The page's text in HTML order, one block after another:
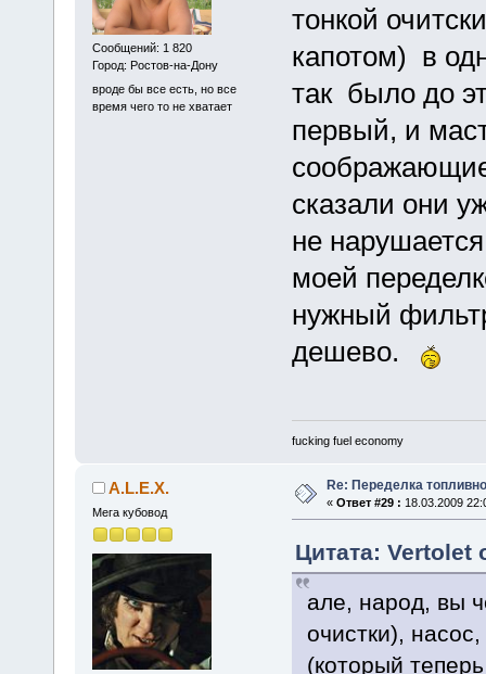
Сообщений: 1 820
Город: Ростов-на-Дону
вроде бы все есть, но все
время чего то не хватает
тонкой
капотом) в
так было до
первый, и
сказали они
не
моей
нужный
дешево.
fucking fuel economy
A.L.E.X.
Мега кубовод
Re: Переделка
« Ответ #29 : 18.03.2009
Цитата: Vertolet
але, народ, вы
очистки),
(который